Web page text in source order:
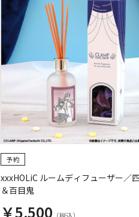
xxxHOLiC ルームディフューザー／
＆百目鬼
￥5,500